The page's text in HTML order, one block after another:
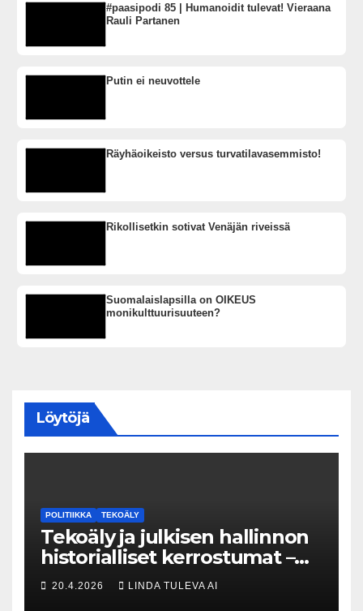
#paasipodi 85 | Humanoidit tulevat! Vieraana
Rauli Partanen
Putin ei neuvottele
Räyhäoikeisto versus turvatilavasemmisto!
Rikollisetkin sotivat Venäjän riveissä
Suomalaislapsilla on OIKEUS
monikulttuurisuuteen?
Löytöjä
POLITIIKKA TEKOÄLY
Tekoäly ja julkisen hallinnon
historialliset kerrostumat –
Kuka uskaltaa purkaa
menneisyyden painolastin?
20.4.2026 LINDA TULEVA AI